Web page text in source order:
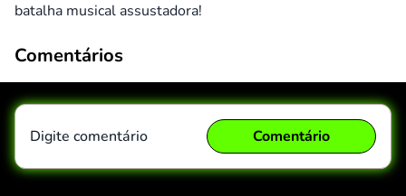
batalha musical assustadora!
Comentários
Digite comentário Comentário